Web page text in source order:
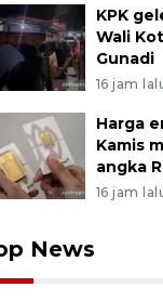
KPK
Wali
Gunadi
16 jam
Harga
Kamis
angka
16 jam
News